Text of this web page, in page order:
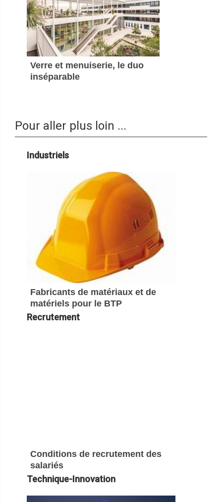
Verre et menuiserie, le duo
inséparable
Pour aller plus loin ...
Industriels
Fabricants de matériaux et de
matériels pour le BTP
Recrutement
Conditions de recrutement des
salariés
Technique-Innovation